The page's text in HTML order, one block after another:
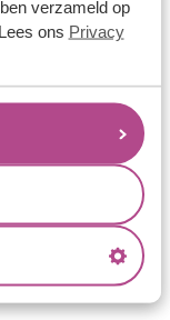
verzameld op
ons Privacy